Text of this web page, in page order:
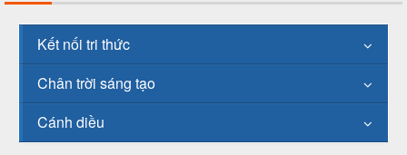
Kết nối tri thức
Chân trời sáng tạo
Cánh diều